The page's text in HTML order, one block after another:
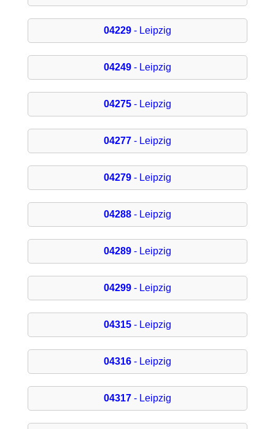
04229- Leipzig
04249- Leipzig
04275- Leipzig
04277- Leipzig
04279- Leipzig
04288- Leipzig
04289- Leipzig
04299- Leipzig
04315- Leipzig
04316- Leipzig
04317- Leipzig